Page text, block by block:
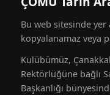
Bu web sitesinde
kopyalanamaz veya
Kulübümüz,
Rektörlüğüne bağlı
Başkanlığı